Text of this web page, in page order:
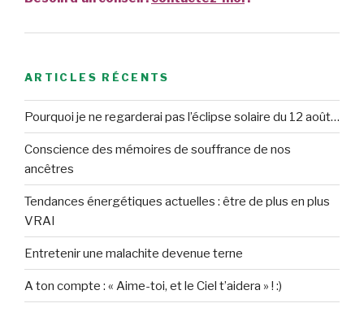
ARTICLES RÉCENTS
Pourquoi je ne regarderai pas l’éclipse solaire du 12 août…
Conscience des mémoires de souffrance de nos
ancêtres
Tendances énergétiques actuelles : être de plus en plus
VRAI
Entretenir une malachite devenue terne
A ton compte : « Aime-toi, et le Ciel t’aidera » ! :)